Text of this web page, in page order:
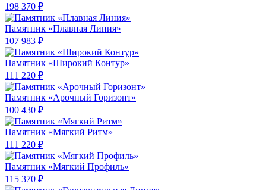
198 370 ₽
Памятник «Плавная Линия»
107 983 ₽
Памятник «Широкий Контур»
111 220 ₽
Памятник «Арочный Горизонт»
100 430 ₽
Памятник «Мягкий Ритм»
111 220 ₽
Памятник «Мягкий Профиль»
115 370 ₽